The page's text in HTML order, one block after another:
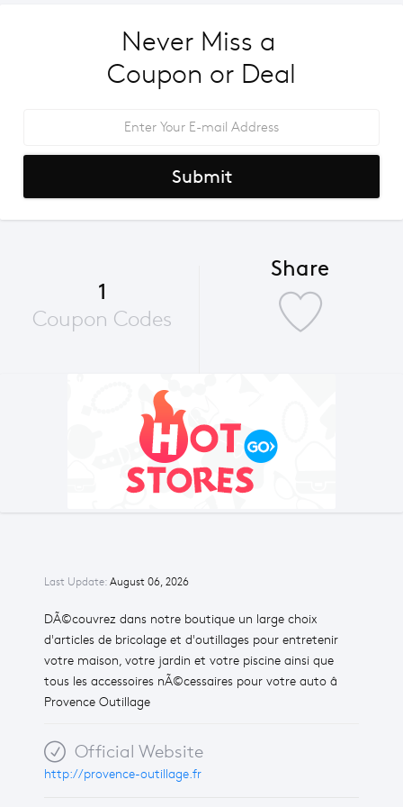
Last Update: August 06, 2026
DÃ©couvrez dans notre boutique un large choix
d'articles de bricolage et d'outillages pour entretenir
votre maison, votre jardin et votre piscine ainsi que
tous les accessoires nÃ©cessaires pour votre auto â
Provence Outillage
Official Website
http://provence-outillage.fr
Never Miss a
Coupon or Deal
Submit
1
Coupon Codes
Share